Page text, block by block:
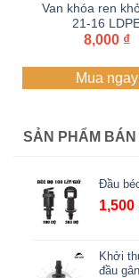
Van khóa ren
21-16
8,000 ₫
Mua ngay
SẢN PHẨM
Đầu
1,500
Khởi
đầu gân